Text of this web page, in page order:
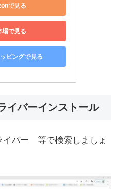
で見る
場で見る
ピングで見る
バーインストール
バー 等で検索しましょ